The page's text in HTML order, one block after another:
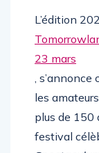
L’édition
23 mars
,
les
plus de 150
festival